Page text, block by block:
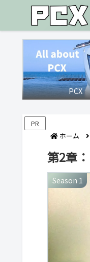
PCX
PR
ホーム
第2章
Season 1